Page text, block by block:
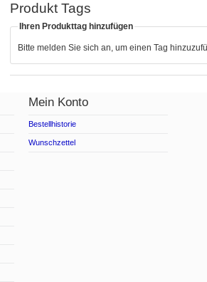
Produkt Tags
Ihren Produkttag hinzufügen
Bitte melden Sie sich an, um einen Tag
Mein Konto
Bestellhistorie
Wunschzettel